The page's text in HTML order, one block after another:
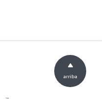
arriba